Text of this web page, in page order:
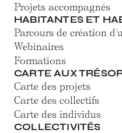
Projets accompagnés
HABITANTES ET
Parcours de création
Webinaires
Formations
CARTE AUX
Carte des projets
Carte des collectifs
Carte des individus
COLLECTIVITÉS